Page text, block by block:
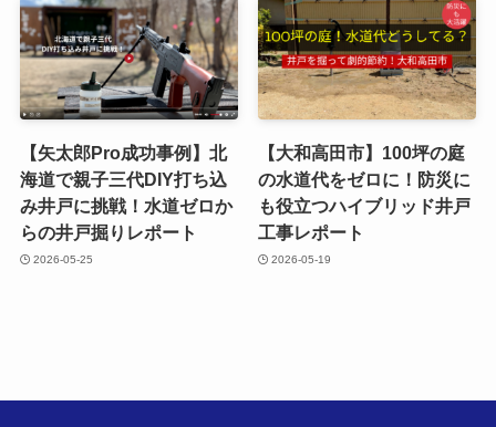
【矢太郎Pro成功事例】北
海道で親子三代DIY打ち込
み井戸に挑戦！水道ゼロか
らの井戸掘りレポート
2026-05-25
【大和高田市】100坪の庭
の水道代をゼロに！防災に
も役立つハイブリッド井戸
工事レポート
2026-05-19